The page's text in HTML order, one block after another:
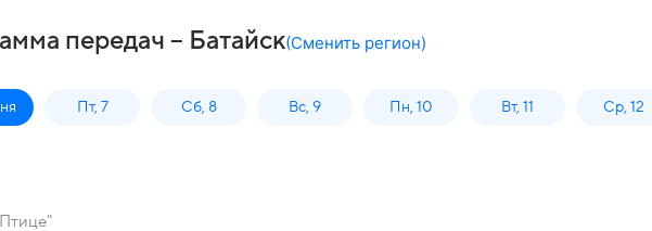
передач – Батайск(Сменить регион)
Пт, 7 Сб, 8 Вс, 9 Пн, 10 Вт, 11 Ср, 12